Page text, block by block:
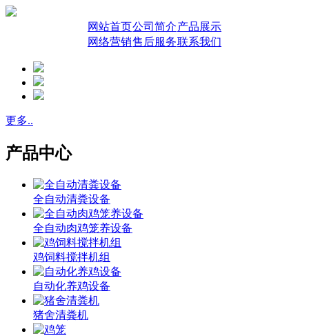
网站首页公司简介产品展示
网络营销售后服务联系我们
更多..
产品中心
全自动清粪设备
全自动肉鸡笼养设备
鸡饲料搅拌机组
自动化养鸡设备
猪舍清粪机